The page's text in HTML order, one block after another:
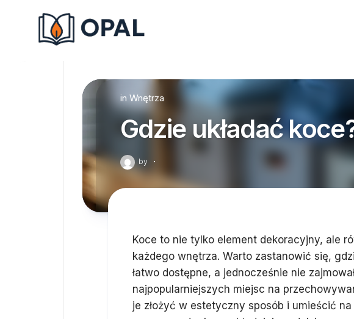
in Wnętrza
Gdzie układać
by ·
Koce to nie tylko element dekoracyjny, ale
każdego wnętrza. Warto zastanowić się,
łatwo dostępne, a jednocześnie nie
najpopularniejszych miejsc na
je złożyć w estetyczny sposób i umieścić